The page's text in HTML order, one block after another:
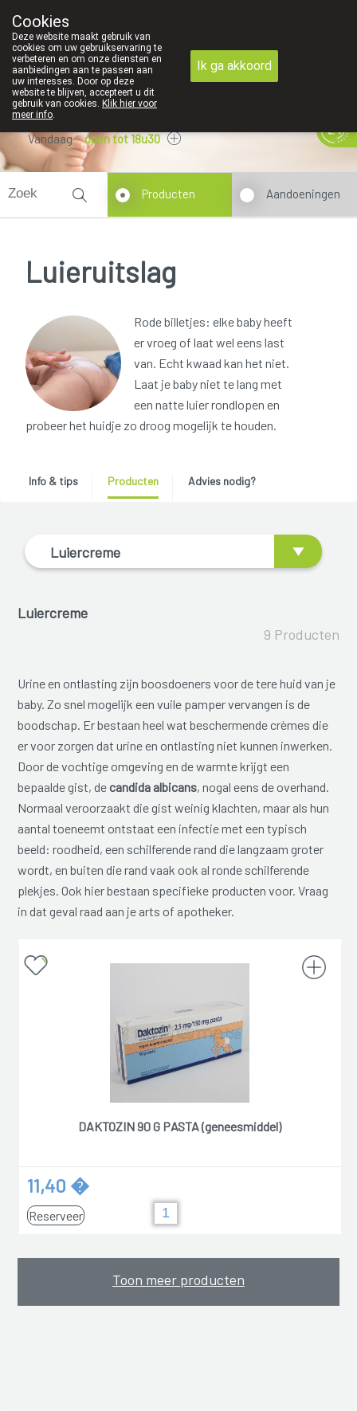
03/312 12 20
Vandaag open tot 18u30
Producten Aandoeningen
Luieruitslag
Rode billetjes: elke baby heeft
er vroeg of laat wel eens last
van. Echt kwaad kan het niet.
Laat je baby niet te lang met
een natte luier rondlopen en
probeer het huidje zo droog mogelijk te houden.
Info & tips Producten Advies nodig?
Luiercreme
Luiercreme
9 Producten
Urine en ontlasting zijn boosdoeners voor de tere huid van je
baby. Zo snel mogelijk een vuile pamper vervangen is de
boodschap. Er bestaan heel wat beschermende crèmes die
er voor zorgen dat urine en ontlasting niet kunnen inwerken.
Door de vochtige omgeving en de warmte krijgt een
bepaalde gist, decandida albicans, nogal eens de overhand.
Normaal veroorzaakt die gist weinig klachten, maar als hun
aantal toeneemt ontstaat een infectie met een typisch
beeld: roodheid, een schilferende rand die langzaam groter
wordt, en buiten die rand vaak ook al ronde schilferende
plekjes. Ook hier bestaan specifieke producten voor. Vraag
in dat geval raad aan je arts of apotheker.
DAKTOZIN 90 G PASTA (geneesmiddel)
11,40 �
Reserveer
Toon meer producten
Cookies
Deze website maakt gebruik van
cookies om uw gebruikservaring te
verbeteren en om onze diensten en
aanbiedingen aan te passen aan
uw interesses. Door op deze
website te blijven, accepteert u dit
gebruik van cookies. Klik hier voor
meer info.
Ik ga akkoord